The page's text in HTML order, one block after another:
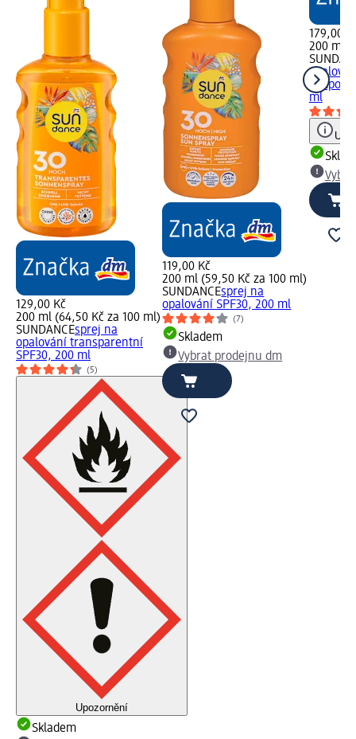
129,00 Kč
200 ml (64,50 Kč za 100 ml)
SUNDANCEsprej na
opalování transparentní
SPF30, 200 ml
(5)
Upozornění
Skladem
119,00 Kč
200 ml (59,50 Kč za 100 ml)
SUNDANCEsprej na
opalování SPF30, 200 ml
(7)
Skladem
Vybrat prodejnu dm
179,00
200 ml
ml